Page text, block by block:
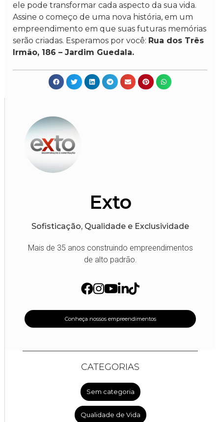
Exto
Sofisticação, Qualidade e Exclusividade
Mais de 35 anos construindo empreendimentos
de alto padrão.
Conheça nossos empreendimentos
CATEGORIAS
Sem categoria
Qualidade de Vida
ele pode transformar cada aspecto da sua vida.
Assine o começo de uma nova história, em um
empreendimento em que suas futuras memórias
serão criadas. Esperamos por você: Rua dos Três
Irmão, 186 – Jardim Guedala.